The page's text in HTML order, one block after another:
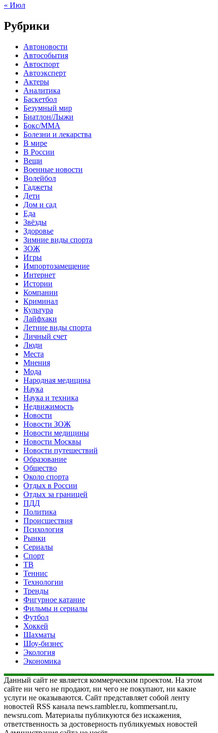
« Июл
Рубрики
Автоновости
Автособытия
Автоспорт
Автоэксперт
Актеры
Аналитика
Баскетбол
Безумный мир
Биатлон/Лыжи
Бокс/MMA
Болезни и лекарства
В мире
В России
Вещи
Военные новости
Волейбол
Гаджеты
Дети
Дом и сад
Еда
Звёзды
Здоровье
Зимние виды спорта
ЗОЖ
Игры
Импортозамещение
Интернет
Истории
Компании
Криминал
Культура
Лайфхаки
Летние виды спорта
Личный счет
Люди
Места
Мнения
Мода
Народная медицина
Наука
Наука и техника
Недвижимость
Новости
Новости ЗОЖ
Новости медицины
Новости Москвы
Новости путешествий
Образование
Общество
Около спорта
Отдых в России
Отдых за границей
ПДД
Политика
Происшествия
Психология
Рынки
Сериалы
Спорт
ТВ
Теннис
Технологии
Тренды
Фигурное катание
Фильмы и сериалы
Футбол
Хоккей
Шахматы
Шоу-бизнес
Экология
Экономика
Данный сайт не является коммерческим проектом. На этом
сайте ни чего не продают, ни чего не покупают, ни какие
услуги не оказываются. Сайт представляет собой ленту
новостей RSS канала news.rambler.ru, kommersant.ru,
newsru.com. Материалы публикуются без искажения,
ответственность за достоверность публикуемых новостей